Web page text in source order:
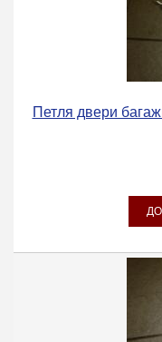
Петля двери